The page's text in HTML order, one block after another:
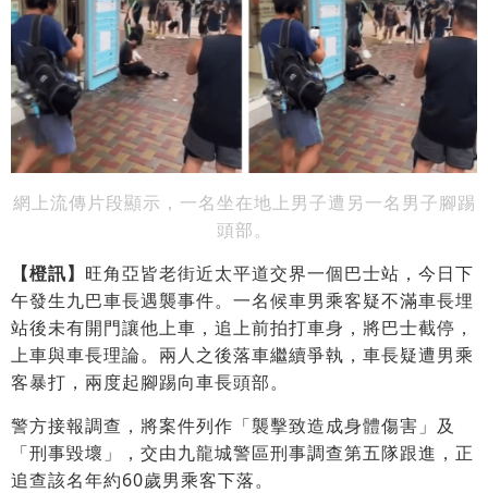
網上流傳片段顯示，一名坐在地上男子遭另一名男子腳踢
頭部。
【橙訊】 旺角亞皆老街近太平道交界一個巴士站，今日下
午發生九巴車長遇襲事件。一名候車男乘客疑不滿車長埋
站後未有開門讓他上車，追上前拍打車身，將巴士截停，
上車與車長理論。兩人之後落車繼續爭執，車長疑遭男乘
客暴打，兩度起腳踢向車長頭部。
警方接報調查，將案件列作「襲擊致造成身體傷害」及
「刑事毀壞」，交由九龍城警區刑事調查第五隊跟進，正
追查該名年約60歲男乘客下落。